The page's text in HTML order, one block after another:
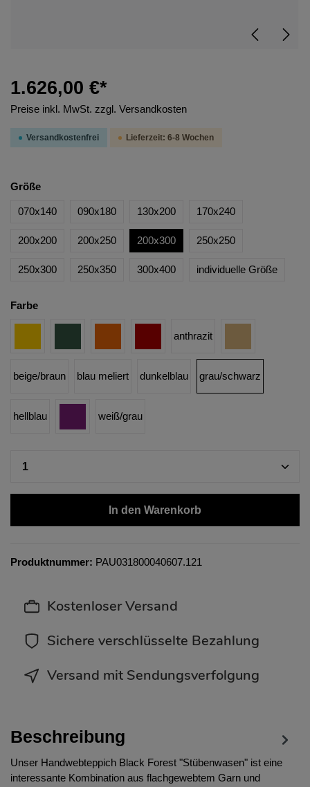
1.626,00 €*
Preise inkl. MwSt. zzgl. Versandkosten
Versandkostenfrei Lieferzeit: 6-8 Wochen
Größe
070x140 090x180 130x200 170x240
200x200 200x250 200x300 250x250
250x300 250x350 300x400 individuelle Größe
Farbe
anthrazit
beige/braun blau meliert dunkelblau grau/schwarz
hellblau weiß/grau
In den Warenkorb
Produktnummer: PAU031800040607.121
Kostenloser Versand
Sichere verschlüsselte Bezahlung
Versand mit Sendungsverfolgung
Beschreibung
Unser Handwebteppich Black Forest "Stübenwasen" ist eine
interessante Kombination aus flachgewebtem Garn und